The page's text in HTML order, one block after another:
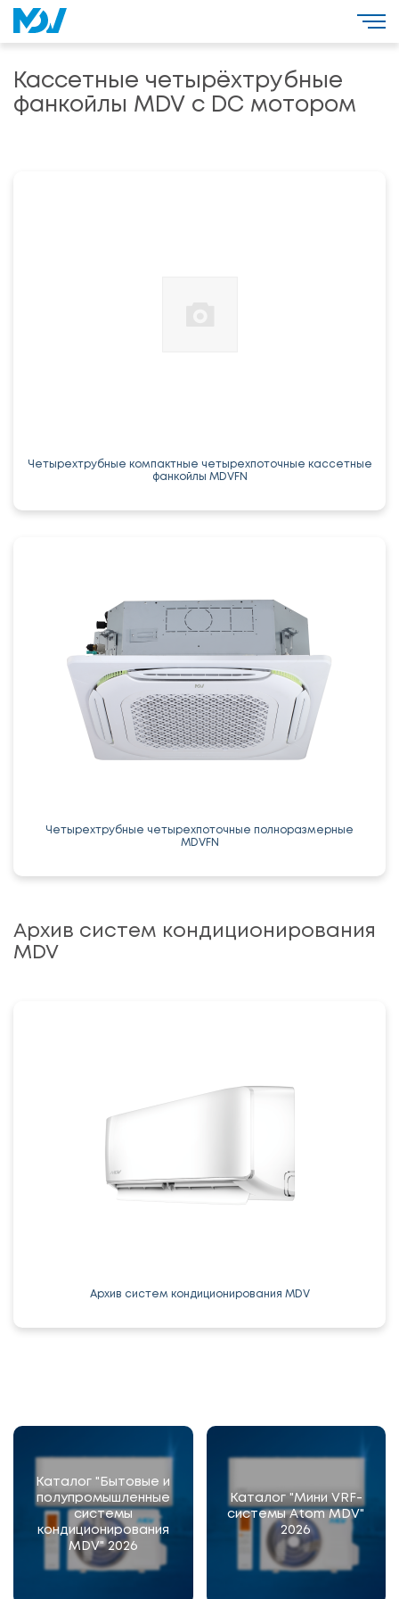
Кассетные четырёхтрубные
фанкойлы MDV с DC мотором
Четырехтрубные компактные четырехпоточные кассетные
фанкойлы MDVFN
Четырехтрубные четырехпоточные полноразмерные
MDVFN
Архив систем кондиционирования
MDV
Архив систем кондиционирования MDV
Каталог "Бытовые и
полупромышленные
системы
кондиционирования
MDV" 2026
Каталог "Мини VRF-
системы Atom MDV"
2026